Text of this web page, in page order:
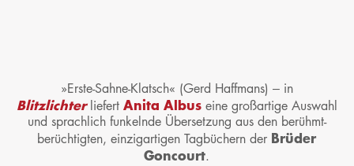
»Erste-Sahne-Klatsch« (Gerd Haffmans) – in
Blitzlichter liefert Anita Albuseine großartige Auswahl
und sprachlich funkelnde Übersetzung aus den berühmt-
berüchtigten, einzigartigen Tagbüchern der Brüder
Goncourt.